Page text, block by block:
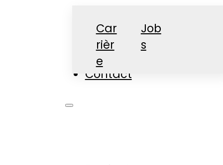
Car
rièr
e
Job
s
Nieuws
Contact